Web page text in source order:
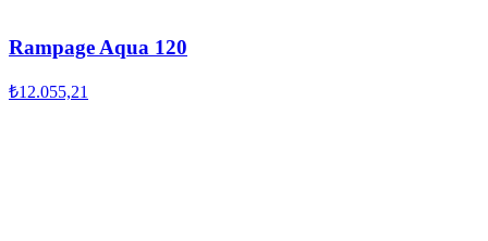
Rampage Aqua 120
₺12.055,21